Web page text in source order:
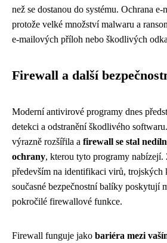
než se dostanou do systému. Ochrana
protože velké množství malwaru a
e-mailových příloh nebo škodlivých
Firewall a další
Moderní antivirové programy dnes
detekci a odstranění škodlivého
výrazně rozšířila a firewall se stal
ochrany, kterou tyto programy
především na identifikaci virů,
současné bezpečnostní balíky poskytují
pokročilé firewallové funkce.
Firewall funguje jako bariéra mezi